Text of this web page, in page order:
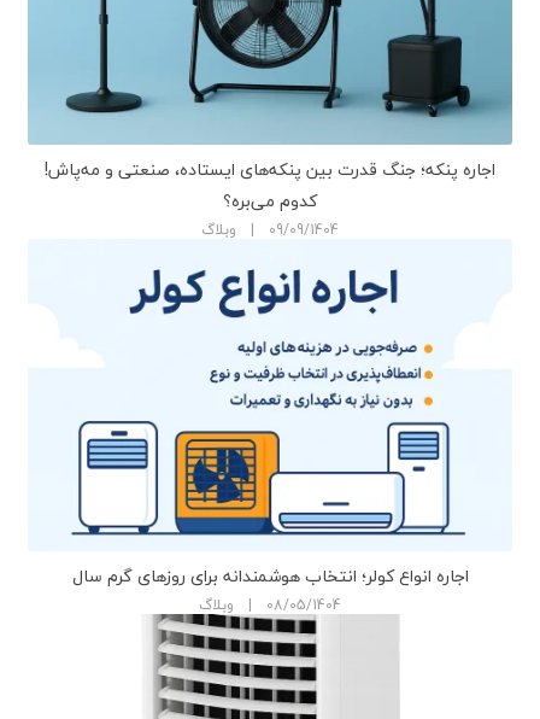
اجاره پنکه؛ جنگ قدرت بین پنکه‌های ایستاده، صنعتی و مه‌پاش!
کدوم می‌بره؟
09/09/1404 | وبلاگ
اجاره انواع کولر؛ انتخاب هوشمندانه برای روزهای گرم سال
08/05/1404 | وبلاگ